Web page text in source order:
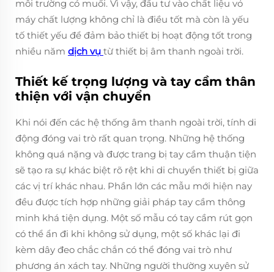
môi trường có muối. Vì vậy, đầu tư vào chất liệu vỏ
máy chất lượng không chỉ là điều tốt mà còn là yếu
tố thiết yếu để đảm bảo thiết bị hoạt động tốt trong
nhiều năm dịch vụ từ thiết bị âm thanh ngoài trời.
Thiết kế trọng lượng và tay cầm thân
thiện với vận chuyển
Khi nói đến các hệ thống âm thanh ngoài trời, tính di
động đóng vai trò rất quan trọng. Những hệ thống
không quá nặng và được trang bị tay cầm thuận tiện
sẽ tạo ra sự khác biệt rõ rệt khi di chuyển thiết bị giữa
các vị trí khác nhau. Phần lớn các mẫu mới hiện nay
đều được tích hợp những giải pháp tay cầm thông
minh khá tiện dụng. Một số mẫu có tay cầm rút gọn
có thể ẩn đi khi không sử dụng, một số khác lại đi
kèm dây đeo chắc chắn có thể đóng vai trò như
phương án xách tay. Những người thường xuyên sử